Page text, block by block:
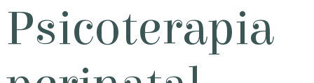
Psicoterapia